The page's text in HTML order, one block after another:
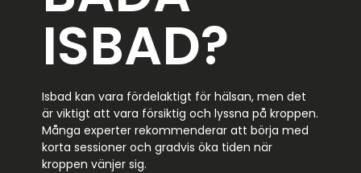
ISBAD?
Isbad kan vara fördelaktigt för hälsan, men det
är viktigt att vara försiktig och lyssna på kroppen.
Många experter rekommenderar att börja med
korta sessioner och gradvis öka tiden när
kroppen vänjer sig.